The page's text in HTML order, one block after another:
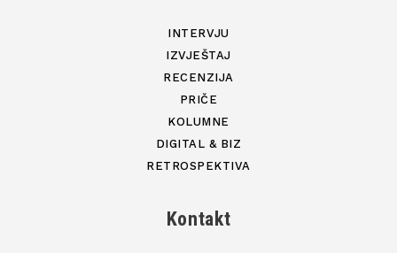
INTERVJU
IZVJEŠTAJ
RECENZIJA
PRIČE
KOLUMNE
DIGITAL & BIZ
RETROSPEKTIVA
Kontakt